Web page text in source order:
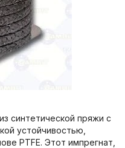
синтетической пряжи с
устойчивостью,
PTFE. Этот импрегнат,